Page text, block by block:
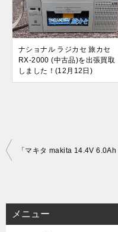
ナショナル ラジカセ 旅カセ
RX-2000 (中古品)を出張買取
しました！(12月12日)
投
ビ
ゲ
メニュー